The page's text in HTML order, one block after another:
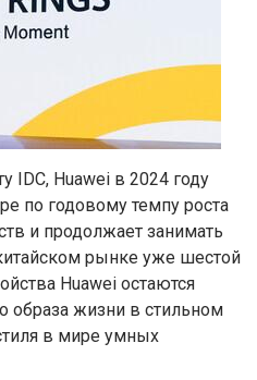
IDC, Huawei в 2024 году
по годовому темпу роста
и продолжает занимать
рынке уже шестой
Huawei остаются
образа жизни в стильном
в мире умных